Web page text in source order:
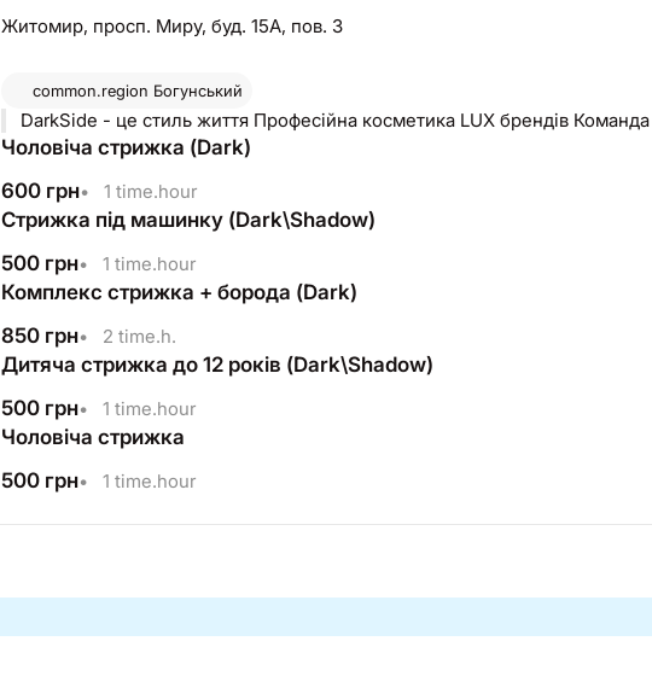
Житомир, просп. Миру, буд. 15А, пов. 3
common.region Богунський
DarkSide - це стиль життя Професійна косметика LUX
Чоловіча стрижка (Dark)
600 грн• 1 time.hour
Стрижка під машинку (Dark\Shadow)
500 грн• 1 time.hour
Комплекс стрижка + борода (Dark)
850 грн• 2 time.h.
Дитяча стрижка до 12 років (Dark\Shadow)
500 грн• 1 time.hour
Чоловіча стрижка
500 грн• 1 time.hour